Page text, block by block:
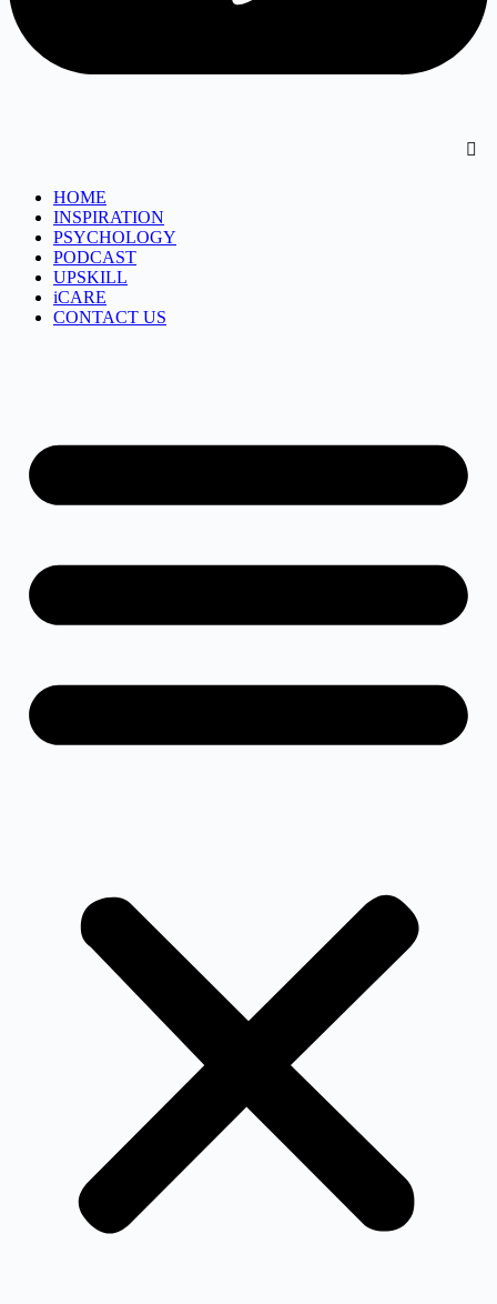
HOME
INSPIRATION
PSYCHOLOGY
PODCAST
UPSKILL
iCARE
CONTACT US